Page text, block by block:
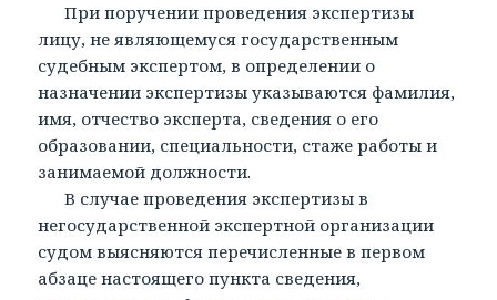
При поручении проведения экспертизы
лицу, не являющемуся государственным
судебным экспертом, в определении о
назначении экспертизы указываются фамилия,
имя, отчество эксперта, сведения о его
образовании, специальности, стаже работы и
занимаемой должности.
В случае проведения экспертизы в
негосударственной экспертной организации
судом выясняются перечисленные в первом
абзаце настоящего пункта сведения,